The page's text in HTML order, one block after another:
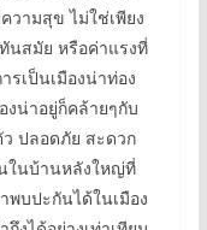
วามสุข ไม่ใช่เพียง
นสมัย หรือค่าแรงที่
รเป็นเมืองน่าท่อง
งน่าอยู่ก็คล้ายๆกับ
ปลอดภัย สะดวก
ในบ้านหลังใหญ่ที่
พบปะกันได้ในเมือง